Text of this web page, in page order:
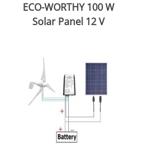
ECO-WORTHY 100 W
Solar Panel 12 V